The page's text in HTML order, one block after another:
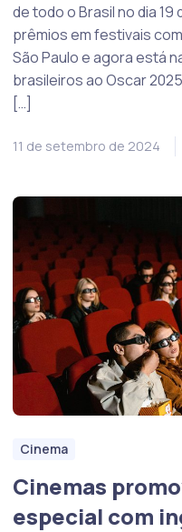
de todo o Brasil no dia
prêmios em festivais
São Paulo e agora está
brasileiros ao Oscar
[…]
11 de setembro de 2024
Cinema
Cinemas
especial com